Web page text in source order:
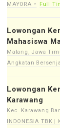
MAYORA
Full
Lowongan
Mahasiswa
Malang, Jawa
Angkatan
Lowongan
Karawang
Kec. Karawang
INDONESIA TBK |